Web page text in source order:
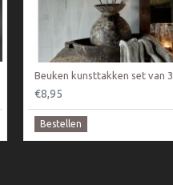
Beuken kunsttakken set van 3
€8,95
Bestellen